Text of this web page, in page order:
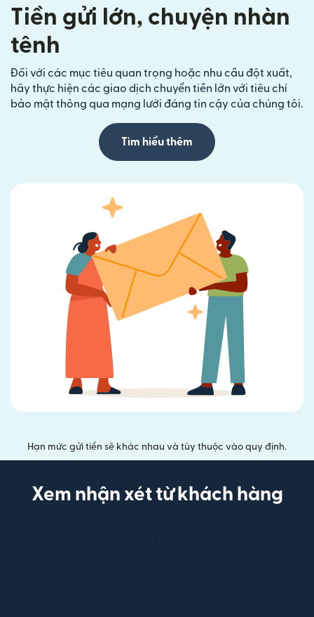
Tiền gửi lớn, chuyện nhàn
tênh
Đối với các mục tiêu quan trọng hoặc nhu cầu đột xuất,
hãy thực hiện các giao dịch chuyển tiền lớn với tiêu chí
bảo mật thông qua mạng lưới đáng tin cậy của chúng tôi.
Tìm hiểu thêm
Hạn mức gửi tiền sẽ khác nhau và tùy thuộc vào quy định.
Xem nhận xét từ khách hàng